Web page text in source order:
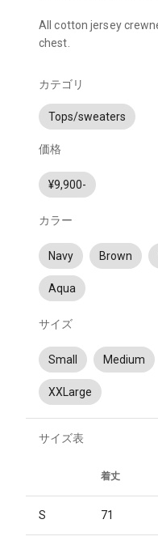
All cotton jersey
chest.
カテゴリ
Tops/sweaters
価格
¥9,900-
カラー
Navy Brown
Aqua
サイズ
Small Medium
XXLarge
サイズ表
着丈
S 71